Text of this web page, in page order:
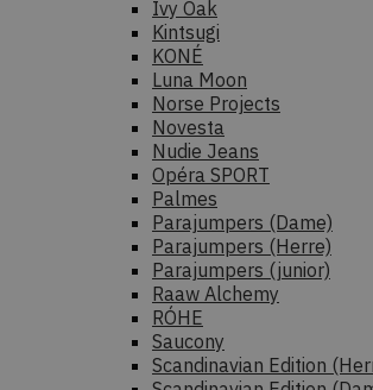
Ivy Oak
Kintsugi
KONÉ
Luna Moon
Norse Projects
Novesta
Nudie Jeans
Opéra SPORT
Palmes
Parajumpers (Dame)
Parajumpers (Herre)
Parajumpers (junior)
Raaw Alchemy
RÓHE
Saucony
Scandinavian Edition